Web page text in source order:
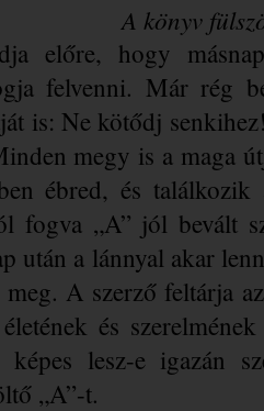
A könyv
előre, hogy
felvenni. Már rég
is: Ne kötődj
megy is a maga
ébred, és
fogva „A” jól bevált
után a lánnyal akar
A szerző feltárja
és
képes lesz-e igazán
„A”-t.